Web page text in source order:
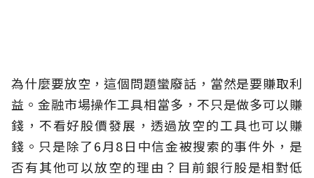
為什麼要放空，這個問題蠻廢話，當然是要賺取利
益。金融市場操作工具相當多，不只是做多可以賺
錢，不看好股價發展，透過放空的工具也可以賺
錢。只是除了6月8日中信金被搜索的事件外，是
否有其他可以放空的理由？目前銀行股是相對低